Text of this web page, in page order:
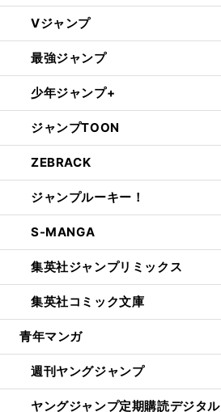
Vジャンプ
最強ジャンプ
少年ジャンプ+
ジャンプTOON
ZEBRACK
ジャンプルーキー！
S-MANGA
集英社ジャンプリミックス
集英社コミック文庫
青年マンガ
週刊ヤングジャンプ
ヤングジャンプ定期購読デジタル